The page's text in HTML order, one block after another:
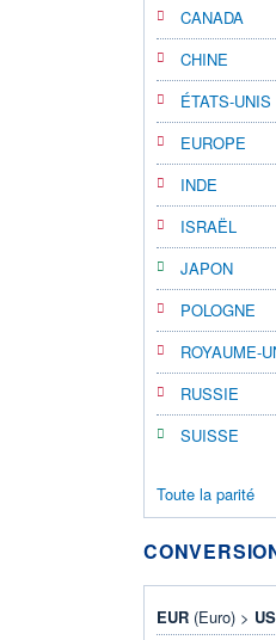
CANADA
CHINE
ÉTATS-UNIS
EUROPE
INDE
ISRAËL
JAPON
POLOGNE
ROYAUME-
RUSSIE
SUISSE
Toute la parité
EUR (Euro) >